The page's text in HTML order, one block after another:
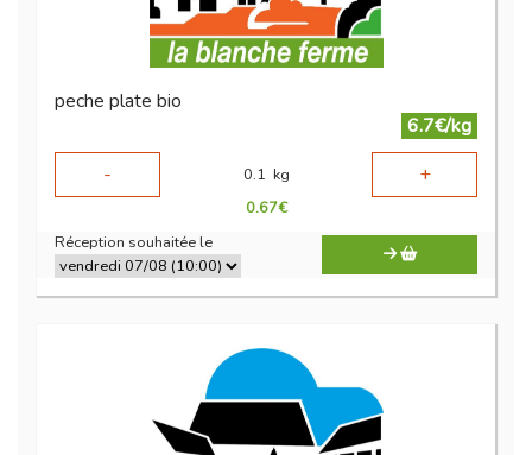
peche plate bio
6.7€/kg
-
0.1 kg +
0.67€
Réception souhaitée le